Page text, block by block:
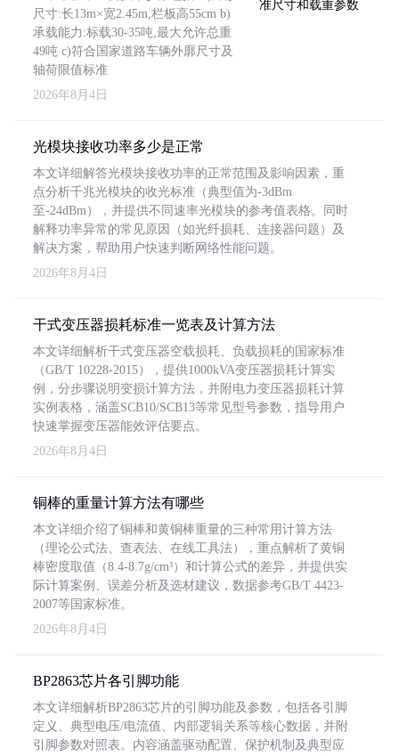
尺寸:长13m×宽2.45m,栏板高55cm b)
承载能力:标载30-35吨,最大允许总重
49吨 c)符合国家道路车辆外廓尺寸及
轴荷限值标准
2026年8月4日
光模块接收功率多少是正常
本文详细解答光模块接收功率的正常范围及影响因素，重
点分析千兆光模块的收光标准（典型值为-3dBm
至-24dBm），并提供不同速率光模块的参考值表格。同时
解释功率异常的常见原因（如光纤损耗、连接器问题）及
解决方案，帮助用户快速判断网络性能问题。
2026年8月4日
干式变压器损耗标准一览表及计算方法
本文详细解析干式变压器空载损耗、负载损耗的国家标准
（GB/T 10228-2015），提供1000kVA变压器损耗计算实
例，分步骤说明变损计算方法，并附电力变压器损耗计算
实例表格，涵盖SCB10/SCB13等常见型号参数，指导用户
快速掌握变压器能效评估要点。
2026年8月4日
铜棒的重量计算方法有哪些
本文详细介绍了铜棒和黄铜棒重量的三种常用计算方法
（理论公式法、查表法、在线工具法），重点解析了黄铜
棒密度取值（8.4-8.7g/cm³）和计算公式的差异，并提供实
际计算案例、误差分析及选材建议，数据参考GB/T 4423-
2007等国家标准。
2026年8月4日
BP2863芯片各引脚功能
本文详细解析BP2863芯片的引脚功能及参数，包括各引脚
定义、典型电压/电流值、内部逻辑关系等核心数据，并附
引脚参数对照表。内容涵盖驱动配置、保护机制及典型应